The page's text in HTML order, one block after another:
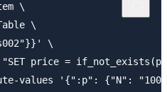
\
\
\
price =
values '{":p": {"N":